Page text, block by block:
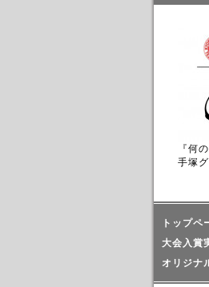
『何
手塚
トップペ
大会入賞
オリジナ